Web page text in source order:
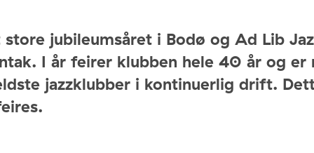
jubileumsåret i Bodø og Ad Lib
I år feirer klubben hele 40 år og er
jazzklubber i kontinuerlig drift.